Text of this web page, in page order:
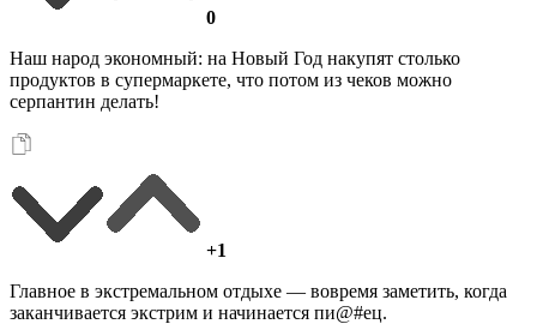
0
Наш народ экономный: на Новый Год накупят столько
продуктов в супермаркете, что потом из чеков можно
серпантин делать!
+1
Главное в экстремальном отдыхе — вовремя заметить, когда
заканчивается экстрим и начинается пи@#ец.